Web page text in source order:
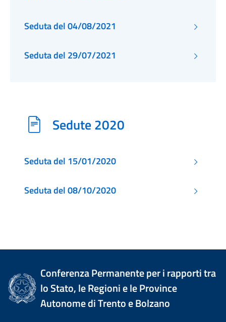
Seduta del 04/08/2021
Seduta del 29/07/2021
Sedute 2020
Seduta del 15/01/2020
Seduta del 08/10/2020
Conferenza Permanente per i rapporti tra
lo Stato, le Regioni e le Province
Autonome di Trento e Bolzano